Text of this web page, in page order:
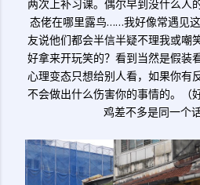
两次上补习课。偶尔早到没什么人
态佬在哪里露鸟……我好像常遇见
友说他们都会半信半疑不理我或嘲
好拿来开玩笑的？看到当然是假装
心理变态只想给别人看，如果你有
不会做出什么伤害你的事情的。（
鸡差不多是同一个